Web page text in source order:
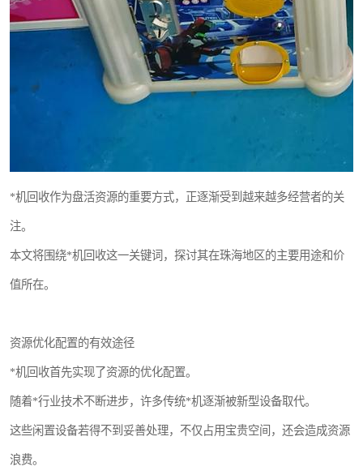
*机回收作为盘活资源的重要方式，正逐渐受到越来越多经营者的关
注。
本文将围绕*机回收这一关键词，探讨其在珠海地区的主要用途和价
值所在。
资源优化配置的有效途径
*机回收首先实现了资源的优化配置。
随着*行业技术不断进步，许多传统*机逐渐被新型设备取代。
这些闲置设备若得不到妥善处理，不仅占用宝贵空间，还会造成资源
浪费。